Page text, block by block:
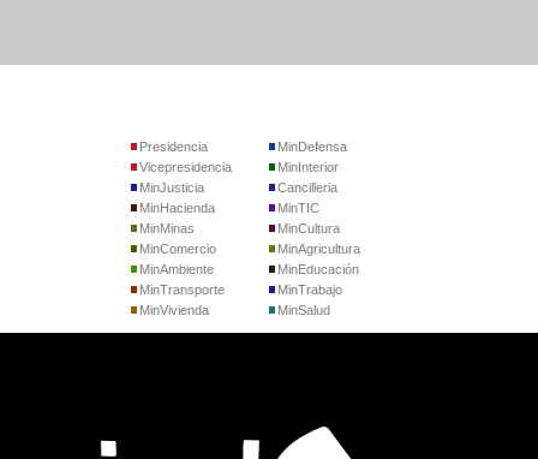
Presidencia
Vicepresidencia
MinJusticia
MinDefensa
MinInterior
Cancilleria
MinHacienda
MinMinas
MinComercio
MinTIC
MinCultura
MinAgricultura
MinAmbiente
MinTransporte
MinVivienda
MinEducación
MinTrabajo
MinSalud